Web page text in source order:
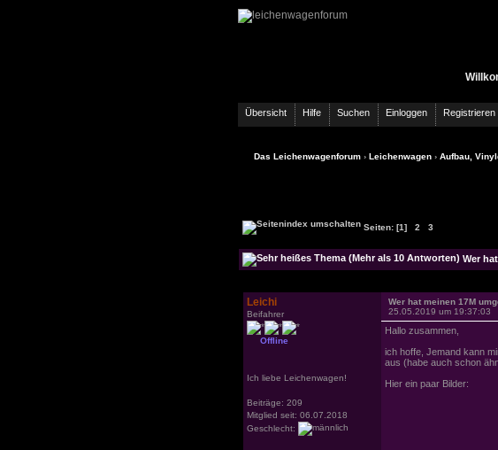
Übersicht Hilfe Suchen Einloggen Registrieren
Das Leichenwagenforum› Leichenwagen› Aufbau,
Seiten: [1] 2 3
Wer
Leichi
Beifahrer
Offline
Ich liebe Leichenwagen!
Beiträge: 209
Mitglied seit: 06.07.2018
Geschlecht:
Wer hat meinen 17M
25.05.2019 um 19:37:03
Hallo zusammen,
ich hoffe, Jemand kann
aus (habe auch schon
Hier ein paar Bilder: